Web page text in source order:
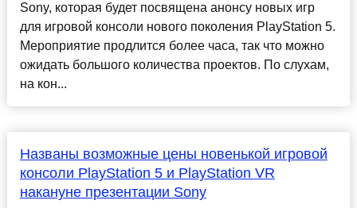
Sony, которая будет посвящена анонсу новых игр
для игровой консоли нового поколения PlayStation 5.
Мероприятие продлится более часа, так что можно
ожидать большого количества проектов. По слухам,
на кон...
Названы возможные цены новенькой игровой
консоли PlayStation 5 и PlayStation VR
накануне презентации Sony